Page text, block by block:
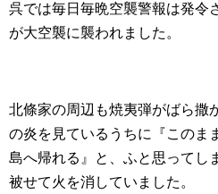
呉では毎日毎晩空襲警報は発令
が大空襲に襲われました。
北條家の周辺も焼夷弾がばら撒
の炎を見ているうちに『このま
島へ帰れる』と、ふと思ってし
被せて火を消していました。